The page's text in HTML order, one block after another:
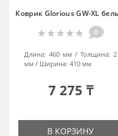
Коврик Glorious GW-XL
0
Длина: 460 мм Толщина: 2
мм
Ширина: 410 мм
7 275 ₸
В КОРЗИНУ